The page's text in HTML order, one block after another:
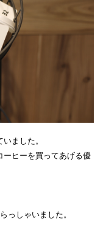
ました。
ーヒーを買ってあげる優
っしゃいました。